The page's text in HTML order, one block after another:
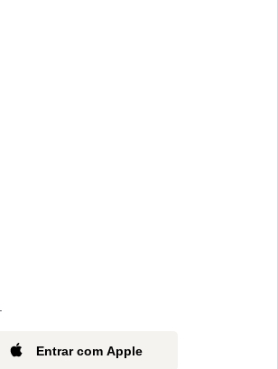
Entrar com Apple